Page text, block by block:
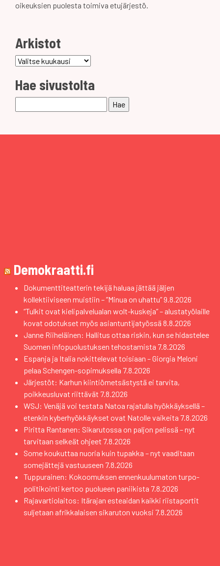
oikeuksien puolesta toimiva etujärjestö.
Arkistot
Arkistot
Hae sivustolta
Demokraatti.fi
Dokumenttiteatterin tekijä haluaa jättää jäljen
kollektiiviseen muistiin – ”Minua on uhattu”9.8.2026
“Tulkit ovat kielipalvelualan wolt-kuskeja” – alustatyölaille
kovat odotukset myös asiantuntijatyössä 8.8.2026
Janne Riiheläinen: Hallitus ottaa riskin, kun se hidastelee
Suomen infopuolustuksen tehostamista 7.8.2026
Espanja ja Italia nokittelevat toisiaan – Giorgia Meloni
pelaa Schengen-sopimuksella 7.8.2026
Järjestöt: Karhun kiintiömetsästystä ei tarvita,
poikkeusluvat riittävät 7.8.2026
WSJ: Venäjä voi testata Natoa rajatulla hyökkäyksellä –
etenkin kyberhyökkäykset ovat Natolle vaikeita 7.8.2026
Piritta Rantanen: Sikarutossa on paljon pelissä – nyt
tarvitaan selkeät ohjeet 7.8.2026
Some koukuttaa nuoria kuin tupakka – nyt vaaditaan
somejättejä vastuuseen 7.8.2026
Tuppurainen: Kokoomuksen ennenkuulumaton turpo-
politikointi kertoo puolueen paniikista 7.8.2026
Rajavartiolaitos: Itärajan esteaidan kaikki riistaportit
suljetaan afrikkalaisen sikaruton vuoksi 7.8.2026